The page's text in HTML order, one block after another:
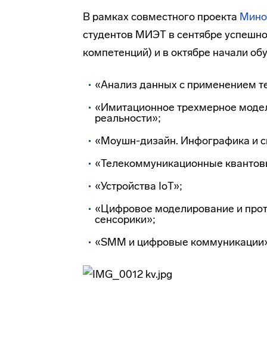
В рамках совместного проекта
студентов МИЭТ в сентябре
компетенций) и в октябре начали
«Анализ данных с применением
«Имитационное трехмерное
реальности»;
«Моушн-дизайн. Инфографика и
«Телекоммуникационные
«Устройства IoT»;
«Цифровое моделирование и
сенсорики»;
«SMM и цифровые